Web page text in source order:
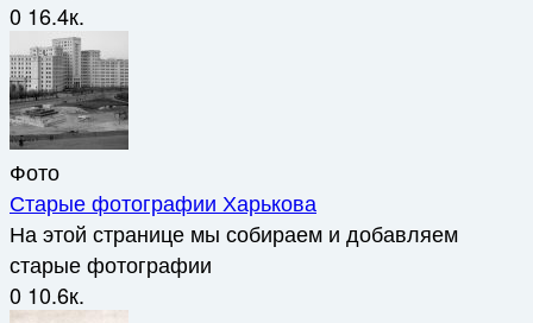
0 16.4к.
Фото
Старые фотографии Харькова
На этой странице мы собираем и добавляем
старые фотографии
0 10.6к.